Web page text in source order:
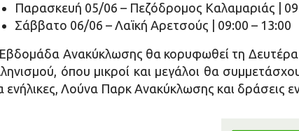
Παρασκευή 05/06 – Πεζόδρομος Καλαμαριάς |
Σάββατο 06/06 – Λαϊκή Αρετσούς | 09:00 – 13:00
Ανακύκλωσης θα κορυφωθεί τη Δευτέρα
όπου μικροί και μεγάλοι θα
ενήλικες, Λούνα Παρκ Ανακύκλωσης και δράσεις